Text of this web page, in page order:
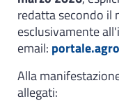
redatta secondo il
esclusivamente
email:
Alla
allegati: